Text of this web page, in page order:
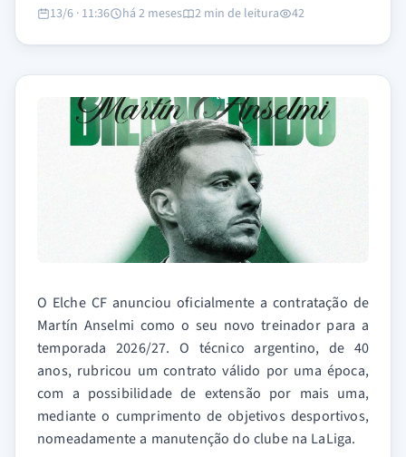
13/6 · 11:36 há 2 meses 2 min de leitura 42
O Elche CF anunciou oficialmente a contratação de
Martín Anselmi como o seu novo treinador para a
temporada 2026/27. O técnico argentino, de 40
anos, rubricou um contrato válido por uma época,
com a possibilidade de extensão por mais uma,
mediante o cumprimento de objetivos desportivos,
nomeadamente a manutenção do clube na LaLiga.